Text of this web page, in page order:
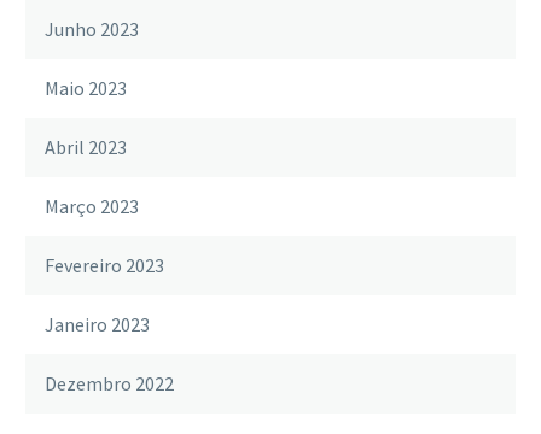
Junho 2023
Maio 2023
Abril 2023
Março 2023
Fevereiro 2023
Janeiro 2023
Dezembro 2022